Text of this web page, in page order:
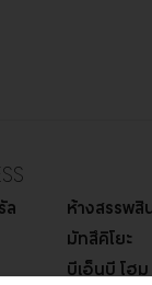
ล
ห้างสรรพสิ
มัทสึคิโยะ
บีเอ็นบี โฮม